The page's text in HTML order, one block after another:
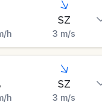
h
SZ
3 m/s
h
SZ
3 m/s